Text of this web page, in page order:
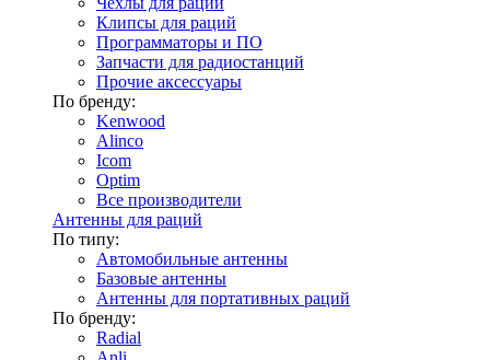
Клипсы для раций
Программаторы и ПО
Запчасти для радиостанций
Прочие аксессуары
По бренду:
Kenwood
Alinco
Icom
Optim
Все производители
Антенны для раций
По типу:
Автомобильные антенны
Базовые антенны
Антенны для портативных раций
По бренду:
Radial